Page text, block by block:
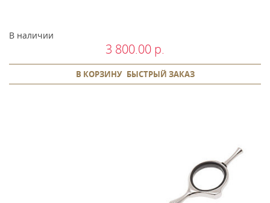
В наличии
3 800.00 р.
В КОРЗИНУ БЫСТРЫЙ ЗАКАЗ